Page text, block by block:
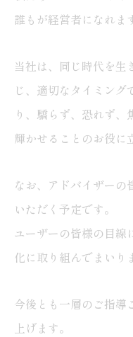
誰もが経営者になれま
当社は、同じ時代を生
じ、適切なタイミング
り、驕らず、恐れず、
輝かせることのお役に
なお、アドバイザーの
いただく予定です。
ユーザーの皆様の目線
化に取り組んでまいり
今後とも一層のご指導
上げます。